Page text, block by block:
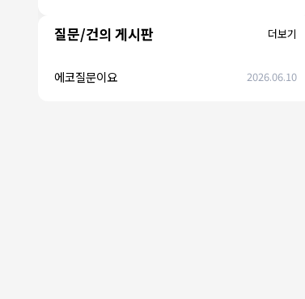
질문/건의 게시판 더보기
에코질문이요 2026.06.10